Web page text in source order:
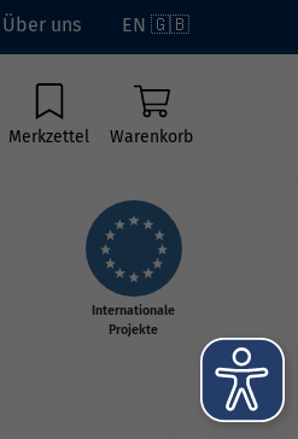
Über uns EN 🇬🇧
Merkzettel Warenkorb
Internationale
Projekte